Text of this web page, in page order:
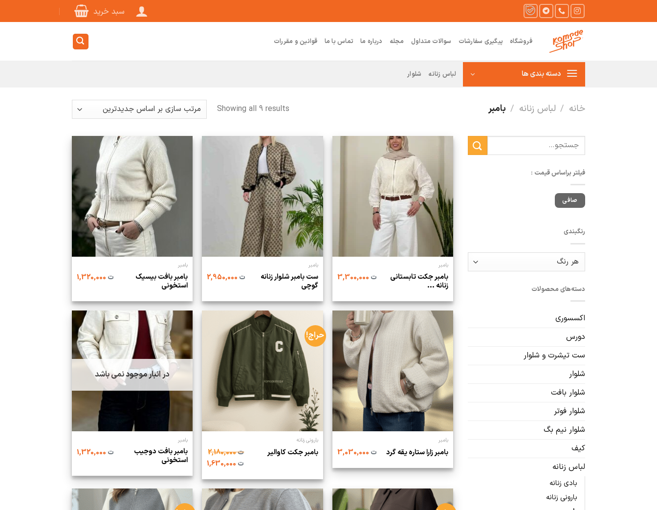
سبد خرید
فروشگاه پیگیری سفارشات سوالات متداول مجله درباره ما تماس با ما قوانین و مقررات
دسته بندی ها لباس زنانه شلوار
خانه / لباس زنانه / بامبر Showing all 9 results
Sorted
latest
جستجو
برای:
فیلتر براساس قیمت :
حداقل
قیمت
حداكثر
قيمت
صافی
رنگبندی
دسته‌های محصولات
اکسسوری
دورس
ست تیشرت و شلوار
شلوار
شلوار بافت
شلوار فوتر
شلوار نیم بگ
کیف
لباس زنانه
بادی زنانه
بارونی زنانه
بامبر
بامبر جکت تابستانی
زنانه ...
ت
بامبر
ست بامبر شلوار زنانه
گوچی
ت
بامبر
بامبر بافت بیسیک
استخونی
ت
بامبر
بامبر زارا ستاره یقه گرد‌ ت
حراج!
بارونی زنانه
بامبر جکت کاوالیر ت2,180,000
ت
در انبار موجود نمی باشد
بامبر
بامبر بافت دوجیب
استخونی
ت